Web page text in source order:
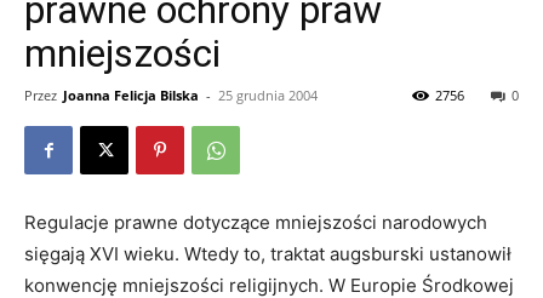
prawne ochrony praw
mniejszości
Przez Joanna Felicja Bilska - 25 grudnia 2004 0
2756
Regulacje prawne dotyczące mniejszości narodowych
sięgają XVI wieku. Wtedy to, traktat augsburski ustanowił
konwencję mniejszości religijnych. W Europie Środkowej